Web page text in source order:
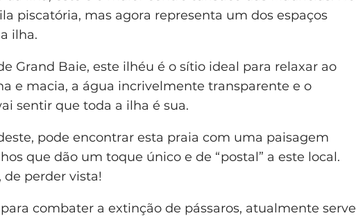
piscatória, mas agora representa um dos espaços
ilha.
Grand Baie, este ilhéu é o sítio ideal para relaxar ao
e macia, a água incrivelmente transparente e o
sentir que toda a ilha é sua.
pode encontrar esta praia com uma paisagem
que dão um toque único e de “postal” a este local.
de perder vista!
combater a extinção de pássaros, atualmente serve